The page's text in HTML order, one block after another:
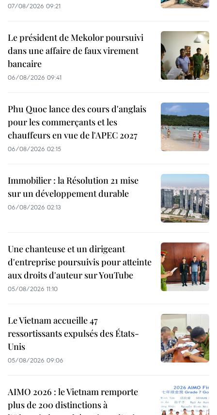
07/08/2026 09:21
Le président de Mekolor poursuivi
dans une affaire de faux virement
bancaire
06/08/2026 09:41
Phu Quoc lance des cours d'anglais
pour les commerçants et les
chauffeurs en vue de l'APEC 2027
06/08/2026 02:15
Immobilier : la Résolution 21 mise
sur un développement durable
06/08/2026 02:13
Une chanteuse et un dirigeant
d'entreprise poursuivis pour atteinte
aux droits d'auteur sur YouTube
05/08/2026 11:10
Le Vietnam accueille 47
ressortissants expulsés des États-
Unis
05/08/2026 09:06
AIMO 2026 : le Vietnam remporte
plus de 200 distinctions à